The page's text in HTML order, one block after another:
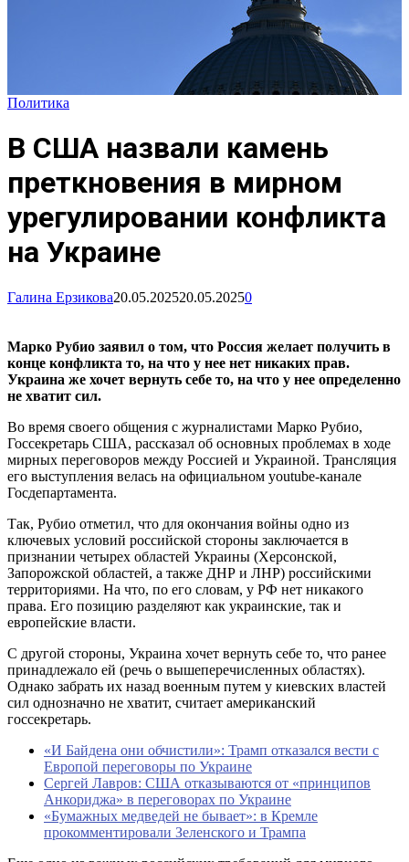
Политика
В США назвали камень
преткновения в мирном
урегулировании конфликта
на Украине
Галина Ерзикова20.05.202520.05.20250
Марко Рубио заявил о том, что Россия желает получить в
конце конфликта то, на что у нее нет никаких прав.
Украина же хочет вернуть себе то, на что у нее определенно
не хватит сил.
Во время своего общения с журналистами Марко Рубио,
Госсекретарь США, рассказал об основных проблемах в ходе
мирных переговоров между Россией и Украиной. Трансляция
его выступления велась на официальном youtube-канале
Госдепартамента.
Так, Рубио отметил, что для окончания войны одно из
ключевых условий российской стороны заключается в
признании четырех областей Украины (Херсонской,
Запорожской областей, а также ДНР и ЛНР) российскими
территориями. На что, по его словам, у РФ нет никакого
права. Его позицию разделяют как украинские, так и
европейские власти.
С другой стороны, Украина хочет вернуть себе то, что ранее
принадлежало ей (речь о вышеперечисленных областях).
Однако забрать их назад военным путем у киевских властей
сил однозначно не хватит, считает американский
госсекретарь.
«И Байдена они обчистили»: Трамп отказался вести с
Европой переговоры по Украине
Сергей Лавров: США отказываются от «принципов
Анкориджа» в переговорах по Украине
«Бумажных медведей не бывает»: в Кремле
прокомментировали Зеленского и Трампа